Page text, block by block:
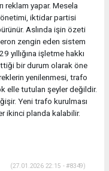
reklam yapar. Mesela
iktidar partisi
Aslında işin özeti
zengin eden sistem
işletme hakkı
bir durum olarak öne
yenilenmesi, trafo
elle tutulan şeyler değildir.
Yeni trafo kurulması
ikinci planda kalabilir.
(27.01.2026 22:15 - #8349)